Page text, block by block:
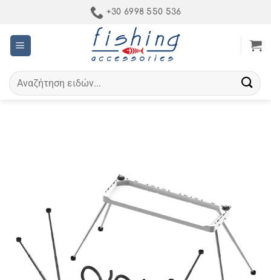
περιεχόμενο
+30 6998 550 536
Αναζήτηση
για: